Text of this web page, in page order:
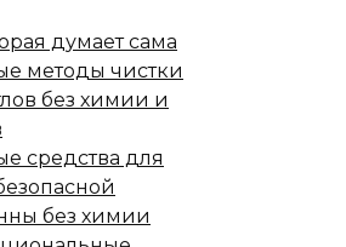
думает сама
методы чистки
без химии и
средства для
без химии